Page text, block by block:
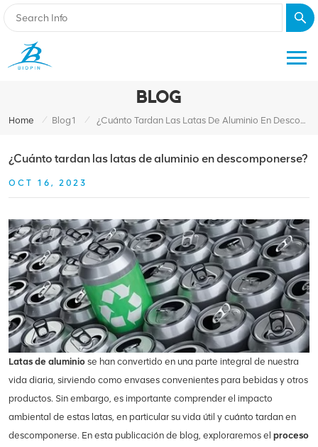
BLOG
Home / Blog1 / ¿Cuánto Tardan Las Latas De Aluminio En Descomponerse?
¿Cuánto tardan las latas de aluminio en descomponerse?
OCT 16, 2023
Latas de aluminio se han convertido en una parte integral de nuestra
vida diaria, sirviendo como envases convenientes para bebidas y otros
productos. Sin embargo, es importante comprender el impacto
ambiental de estas latas, en particular su vida útil y cuánto tardan en
descomponerse. En esta publicación de blog, exploraremos el proceso